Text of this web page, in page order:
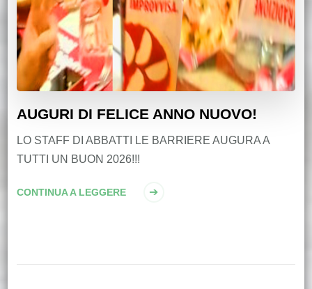
AUGURI DI FELICE ANNO NUOVO!
LO STAFF DI ABBATTI LE BARRIERE AUGURA A
TUTTI UN BUON 2026!!!
CONTINUA A LEGGERE